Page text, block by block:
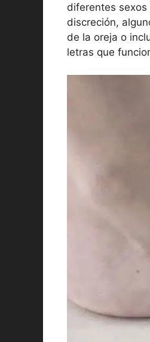
diferentes
discreción,
de la oreja o
letras que